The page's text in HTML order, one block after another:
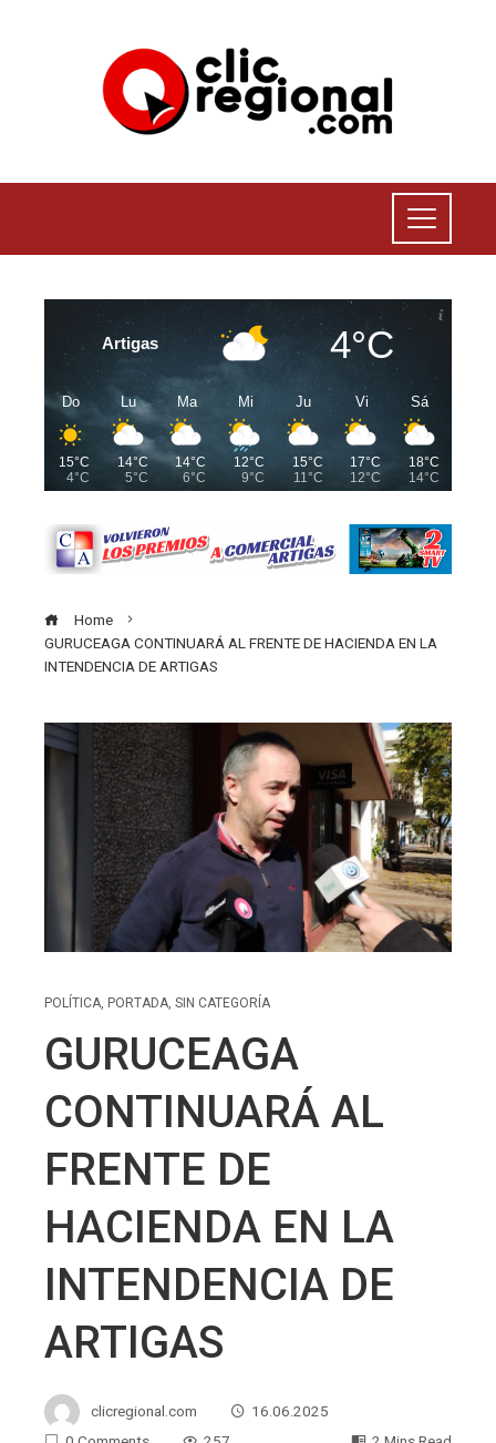
Artigas 4°C
Do
15°C
4°C
Lu
14°C
5°C
Ma
14°C
6°C
Mi
12°C
9°C
Ju
15°C
11°C
Vi
17°C
12°C
Sá
18°C
14°C
Home
GURUCEAGA CONTINUARÁ AL FRENTE DE HACIENDA EN LA
INTENDENCIA DE ARTIGAS
POLÍTICA, PORTADA, SIN CATEGORÍA
GURUCEAGA
CONTINUARÁ AL
FRENTE DE
HACIENDA EN LA
INTENDENCIA DE
ARTIGAS
clicregional.com
16.06.2025